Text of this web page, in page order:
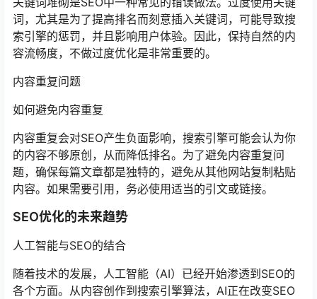
词，尤其是为了提高排名而刻意插入关键词，可能导致搜
索引擎的惩罚，并且影响用户体验。因此，保持自然的内
容流畅度，不做过度优化是非常重要的。
内容重复问题
如何避免内容重复
内容重复会对SEO产生负面影响，搜索引擎可能会认为你
的内容不够原创，从而降低排名。为了避免内容重复问
题，确保每篇文章都是独特的，避免从其他网站复制粘贴
内容。如果需要引用，务必使用适当的引文或链接。
SEO优化的未来趋势
人工智能与SEO的结合
随着技术的发展，人工智能（AI）已经开始渗透到SEO的
各个方面。从内容创作到搜索引擎算法，AI正在改变SEO